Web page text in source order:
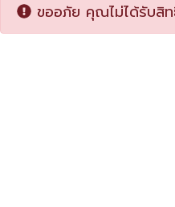
ขออภัย คุณไม่ได้รับสิท